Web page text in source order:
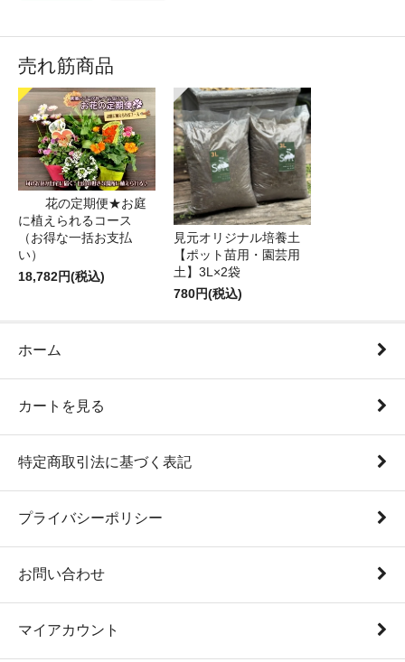
売れ筋商品
花の定期便★お庭
に植えられるコース
（お得な一括お支払
い）
18,782円(税込)
見元オリジナル培養土
【ポット苗用・園芸用
土】3L×2袋
780円(税込)
ホーム
カートを見る
特定商取引法に基づく表記
プライバシーポリシー
お問い合わせ
マイアカウント